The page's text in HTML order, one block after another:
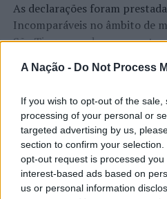
A Nação - Do Not Process
If you wish to opt-out of the
processing of your personal or
targeted advertising by us,
section to confirm your
opt-out request is processed
interest-based ads based on
us or personal information
Foto e imagem: FPV.
TÓPICOS RELACIONADOS:
SELEÇÃO NACIONAL
VIANA DO
PRÓXIMO
Voleibol de Praia: Treinos
– Cortegaça
NÃO PERCA
Anadia: Sessão pública de
sobre traçado da alta
As declarações foram
Incomparáveis no âmbito de
São Tiago, que decorreu entre
certames populares de
tradição, atividade
animação cultural e
constituindo um dos
do município e da Beira
Para António Carlos, o
ATUALIDADE
Rio de Janeiro: